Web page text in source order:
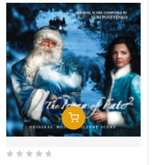
In Den Warenkorb